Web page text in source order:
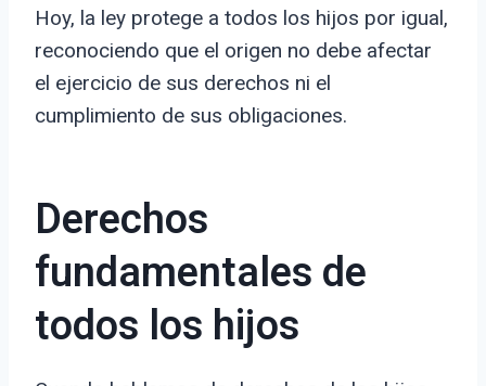
Hoy, la ley protege a todos los hijos por igual,
reconociendo que el origen no debe afectar
el ejercicio de sus derechos ni el
cumplimiento de sus obligaciones.
Derechos
fundamentales de
todos los hijos